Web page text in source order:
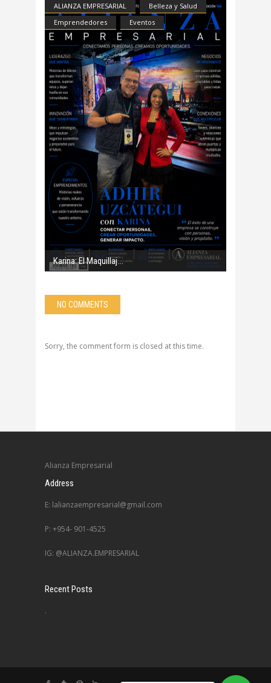
ALIANZA EMPRESARIAL
Belleza y Salud
Emprendedores
Eventos
Karina: El Maquillaj
NO COMMENTS
Sorry, the comment form is closed at this time.
Alianza Empresarial
Address
E: lalianzaempresarial@gmail.com
P: +954- 901-4525
IG: @ALIANZA.EMPRESARIAL
Recent Posts
.